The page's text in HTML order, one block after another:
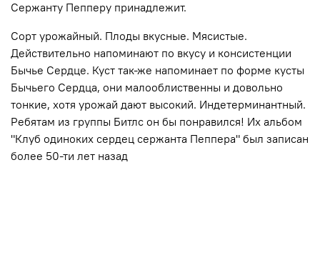
Сержанту Пепперу принадлежит.
Сорт урожайный. Плоды вкусные. Мясистые.
Действительно напоминают по вкусу и консистенции
Бычье Сердце. Куст так-же напоминает по форме кусты
Бычьего Сердца, они малооблиственны и довольно
тонкие, хотя урожай дают высокий. Индетерминантный.
Ребятам из группы Битлс он бы понравился! Их альбом
"Клуб одиноких сердец сержанта Пеппера" был записан
более 50-ти лет назад